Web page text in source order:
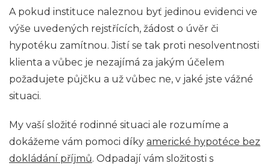
A pokud instituce naleznou byť jedinou evidenci ve
výše uvedených rejstřících, žádost o úvěr či
hypotéku zamítnou. Jistí se tak proti nesolventnosti
klienta a vůbec je nezajímá za jakým účelem
požadujete půjčku a už vůbec ne, v jaké jste vážné
situaci.
My vaší složité rodinné situaci ale rozumíme a
dokážeme vám pomoci díky americké hypotéce bez
dokládání příjmů. Odpadají vám složitosti s